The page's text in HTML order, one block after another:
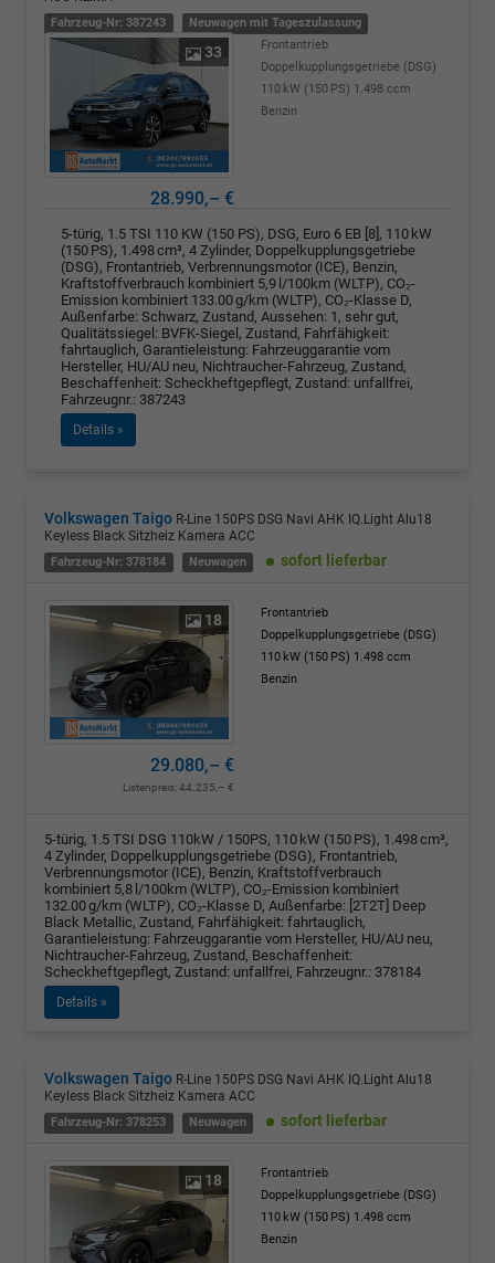
Fahrzeug-Nr: 387243 Neuwagen mit Tageszulassung
33
Frontantrieb
Doppelkupplungsgetriebe (DSG)
110 kW (150 PS) 1.498 ccm
Benzin
28.990,– €
5-türig, 1.5 TSI 110 KW (150 PS), DSG, Euro 6 EB [8], 110 kW
(150 PS), 1.498 cm³, 4 Zylinder, Doppelkupplungsgetriebe
(DSG), Frontantrieb, Verbrennungsmotor (ICE), Benzin,
Kraftstoffverbrauch kombiniert 5,9 l/100km (WLTP), CO₂-
Emission kombiniert 133.00 g/km (WLTP), CO₂-Klasse D,
Außenfarbe: Schwarz, Zustand, Aussehen: 1, sehr gut,
Qualitätssiegel: BVFK-Siegel, Zustand, Fahrfähigkeit:
fahrtauglich, Garantieleistung: Fahrzeuggarantie vom
Hersteller, HU/AU neu, Nichtraucher-Fahrzeug, Zustand,
Beschaffenheit: Scheckheftgepflegt, Zustand: unfallfrei,
Fahrzeugnr.: 387243
Details »
Volkswagen Taigo R-Line 150PS DSG Navi AHK IQ.Light Alu18
Keyless Black Sitzheiz Kamera ACC
Fahrzeug-Nr: 378184 Neuwagen sofort lieferbar
18
Frontantrieb
Doppelkupplungsgetriebe (DSG)
110 kW (150 PS) 1.498 ccm
Benzin
29.080,– €
Listenpreis:44.235,– €
5-türig, 1.5 TSI DSG 110kW / 150PS, 110 kW (150 PS), 1.498 cm³,
4 Zylinder, Doppelkupplungsgetriebe (DSG), Frontantrieb,
Verbrennungsmotor (ICE), Benzin, Kraftstoffverbrauch
kombiniert 5,8 l/100km (WLTP), CO₂-Emission kombiniert
132.00 g/km (WLTP), CO₂-Klasse D, Außenfarbe: [2T2T] Deep
Black Metallic, Zustand, Fahrfähigkeit: fahrtauglich,
Garantieleistung: Fahrzeuggarantie vom Hersteller, HU/AU neu,
Nichtraucher-Fahrzeug, Zustand, Beschaffenheit:
Scheckheftgepflegt, Zustand: unfallfrei, Fahrzeugnr.: 378184
Details »
Volkswagen Taigo R-Line 150PS DSG Navi AHK IQ.Light Alu18
Keyless Black Sitzheiz Kamera ACC
Fahrzeug-Nr: 378253 Neuwagen sofort lieferbar
18
Frontantrieb
Doppelkupplungsgetriebe (DSG)
110 kW (150 PS) 1.498 ccm
Benzin